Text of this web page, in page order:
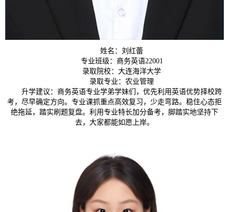
姓名：刘红蕾
专业班级：商务英语22001
录取院校：大连海洋大学
录取专业：农业管理
升学建议：商务英语专业学弟学妹们，优先利用英语优势择校跨
考，尽早确定方向。专业课抓重点高效复习，少走弯路。稳住心态拒
绝拖延，踏实刷题复盘。利用专业特长加分备考，脚踏实地坚持下
去，大家都能如愿上岸。